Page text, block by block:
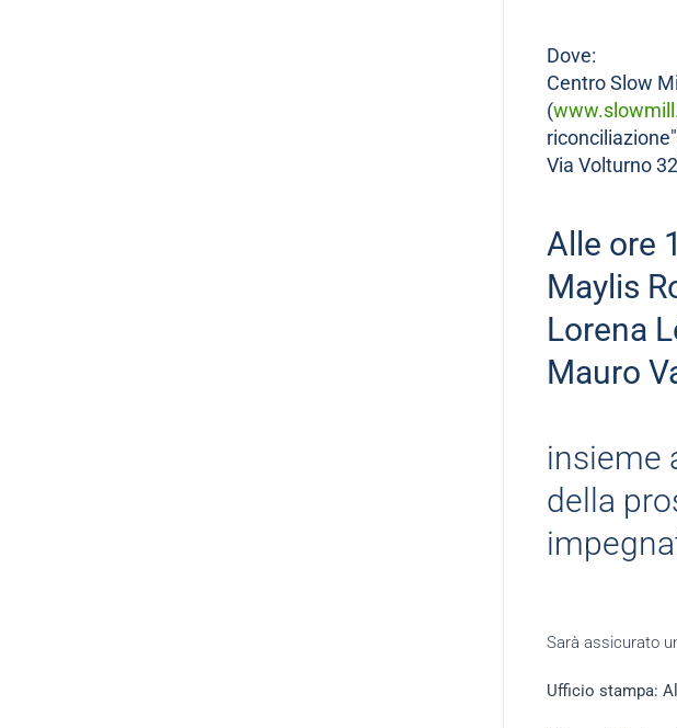
Dove:
CentroSlow Mill
(
Via Volturno
Alle ore
Maylis
Lorena
Mauro
insieme
della
Sarà assicurato
Ufficio stampa: